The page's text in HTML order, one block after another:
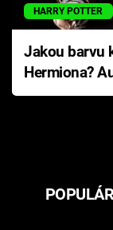
HARRY POTTER
Jakou barvu
Hermiona?
Pottera